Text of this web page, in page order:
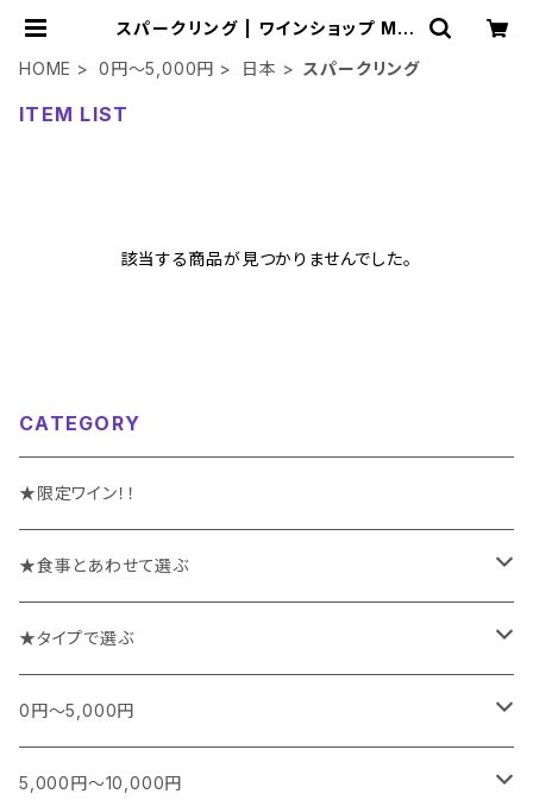
スパークリング | ワインショップ Min
HOME
0円～5,000円 日本 スパークリング
ITEM LIST
該当する商品が見つかりませんでした。
CATEGORY
★限定ワイン！！
★食事とあわせて選ぶ
チーズや前菜と楽しむワイン
お魚料理と楽しむワイン
お肉料理と楽しむワイン
★タイプで選ぶ
スパークリング
白
0円～5,000円
フランス
5,000円～10,000円